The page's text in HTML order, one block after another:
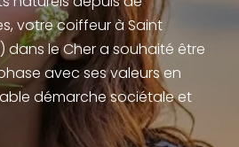
votre coiffeur à Saint
dans le Cher a souhaité être
avec ses valeurs en
démarche sociétale et